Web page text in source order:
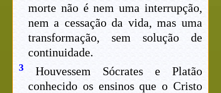
morte não é nem uma interrupção,
nem a cessação da vida, mas uma
transformação, sem solução de
continuidade.
3 Houvessem Sócrates e Platão
conhecido os ensinos que o Cristo